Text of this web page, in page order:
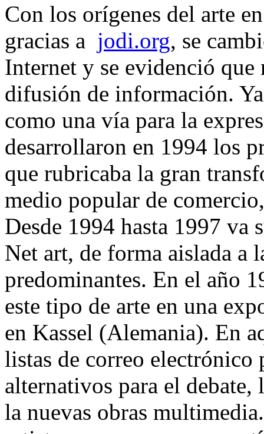
Con los orígenes del arte
gracias a jodi.org, se
Internet y se evidenció
difusión de información.
como una vía para la
desarrollaron en 1994 los
que rubricaba la gran
medio popular de
Desde 1994 hasta 1997 va
Net art, de forma aislada a
predominantes. En el año
este tipo de arte en una
en Kassel (Alemania). En
listas de correo electrónico
alternativos para el
la nuevas obras